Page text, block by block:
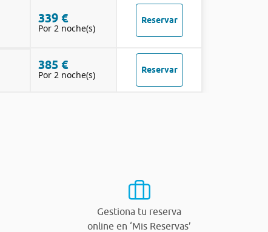
339 €
Por 2 noche(s)
Reservar
385 €
Por 2 noche(s) Reservar
Gestiona tu reserva
online en ‘Mis Reservas’